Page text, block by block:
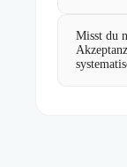
Misst du